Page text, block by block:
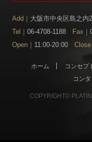
Add｜ 大阪市中央区島之内
Tel｜ 06-4708-1188 Fax｜
Open｜ 11:00-20:00 Close
ホーム コンセプ
コンタ
COPYRIGHT©